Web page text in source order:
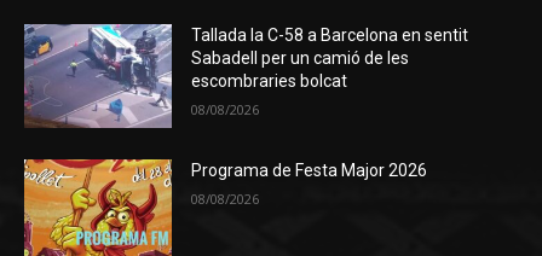
Tallada la C-58 a Barcelona en sentit
Sabadell per un camió de les
escombraries bolcat
08/08/2026
Programa de Festa Major 2026
08/08/2026